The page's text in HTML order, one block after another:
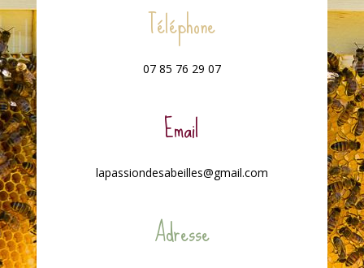
Téléphone
07 85 76 29 07
Email
lapassiondesabeilles@gmail.com
Adresse